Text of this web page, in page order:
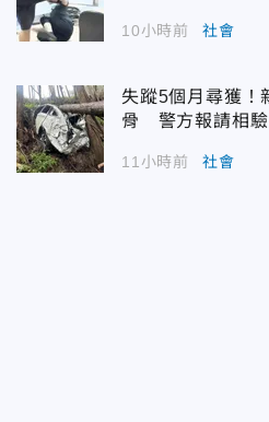
10小時前 社會
失蹤5個月尋獲！
骨 警方報請相驗
11小時前 社會